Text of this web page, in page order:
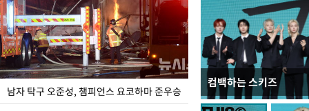
남자 탁구 오준성, 챔피언스 요코하마 준우승
컴백하는 스키즈
한-미, UFS연합연습